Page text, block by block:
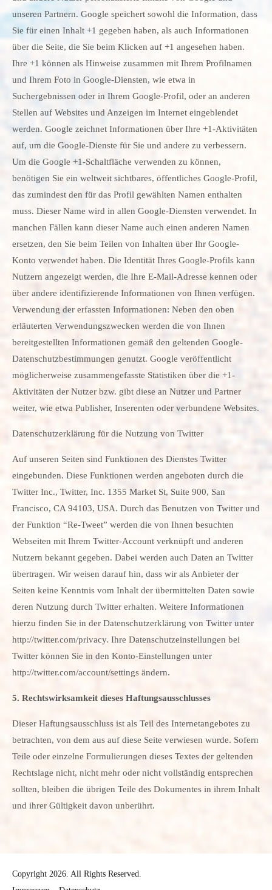
unseren Partnern. Google speichert sowohl die Information, dass
Sie für einen Inhalt +1 gegeben haben, als auch Informationen
über die Seite, die Sie beim Klicken auf +1 angesehen haben.
Ihre +1 können als Hinweise zusammen mit Ihrem Profilnamen
und Ihrem Foto in Google-Diensten, wie etwa in
Suchergebnissen oder in Ihrem Google-Profil, oder an anderen
Stellen auf Websites und Anzeigen im Internet eingeblendet
werden. Google zeichnet Informationen über Ihre +1-Aktivitäten
auf, um die Google-Dienste für Sie und andere zu verbessern.
Um die Google +1-Schaltfläche verwenden zu können,
benötigen Sie ein weltweit sichtbares, öffentliches Google-Profil,
das zumindest den für das Profil gewählten Namen enthalten
muss. Dieser Name wird in allen Google-Diensten verwendet. In
manchen Fällen kann dieser Name auch einen anderen Namen
ersetzen, den Sie beim Teilen von Inhalten über Ihr Google-
Konto verwendet haben. Die Identität Ihres Google-Profils kann
Nutzern angezeigt werden, die Ihre E-Mail-Adresse kennen oder
über andere identifizierende Informationen von Ihnen verfügen.
Verwendung der erfassten Informationen: Neben den oben
erläuterten Verwendungszwecken werden die von Ihnen
bereitgestellten Informationen gemäß den geltenden Google-
Datenschutzbestimmungen genutzt. Google veröffentlicht
möglicherweise zusammengefasste Statistiken über die +1-
Aktivitäten der Nutzer bzw. gibt diese an Nutzer und Partner
weiter, wie etwa Publisher, Inserenten oder verbundene Websites.
Datenschutzerklärung für die Nutzung von Twitter
Auf unseren Seiten sind Funktionen des Dienstes Twitter
eingebunden. Diese Funktionen werden angeboten durch die
Twitter Inc., Twitter, Inc. 1355 Market St, Suite 900, San
Francisco, CA 94103, USA. Durch das Benutzen von Twitter und
der Funktion “Re-Tweet” werden die von Ihnen besuchten
Webseiten mit Ihrem Twitter-Account verknüpft und anderen
Nutzern bekannt gegeben. Dabei werden auch Daten an Twitter
übertragen. Wir weisen darauf hin, dass wir als Anbieter der
Seiten keine Kenntnis vom Inhalt der übermittelten Daten sowie
deren Nutzung durch Twitter erhalten. Weitere Informationen
hierzu finden Sie in der Datenschutzerklärung von Twitter unter
http://twitter.com/privacy. Ihre Datenschutzeinstellungen bei
Twitter können Sie in den Konto-Einstellungen unter
http://twitter.com/account/settings ändern.
5. Rechtswirksamkeit dieses Haftungsausschlusses
Dieser Haftungsausschluss ist als Teil des Internetangebotes zu
betrachten, von dem aus auf diese Seite verwiesen wurde. Sofern
Teile oder einzelne Formulierungen dieses Textes der geltenden
Rechtslage nicht, nicht mehr oder nicht vollständig entsprechen
sollten, bleiben die übrigen Teile des Dokumentes in ihrem Inhalt
und ihrer Gültigkeit davon unberührt.
Copyright 2026. All Rights Reserved.